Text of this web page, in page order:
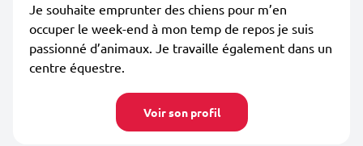
Je souhaite emprunter des chiens pour m’en
occuper le week-end à mon temp de repos je suis
passionné d’animaux. Je travaille également dans un
centre équestre.
Voir son profil